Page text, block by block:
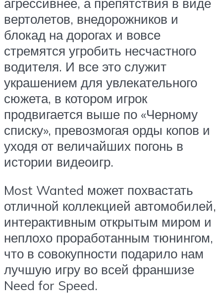
вертолетов, внедорожников и
блокад на дорогах и вовсе
стремятся угробить несчастного
водителя. И все это служит
украшением для увлекательного
сюжета, в котором игрок
продвигается выше по «Черному
списку», превозмогая орды копов и
уходя от величайших погонь в
истории видеоигр.
Most Wanted может похвастать
отличной коллекцией автомобилей,
интерактивным открытым миром и
неплохо проработанным тюнингом,
что в совокупности подарило нам
лучшую игру во всей франшизе
Need for Speed.